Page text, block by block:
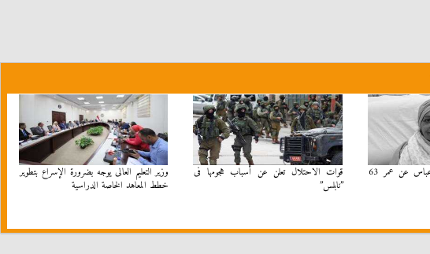
وفاة الفنانة العراقية أمل عباس عن عمر 63
قوات الاحتلال تعلن عن أسباب هجومها فى
”نابلس”
وزير التعليم العالى يوجه بضرورة الإسراع بتطوير
خطط المعاهد الخاصة الدراسية